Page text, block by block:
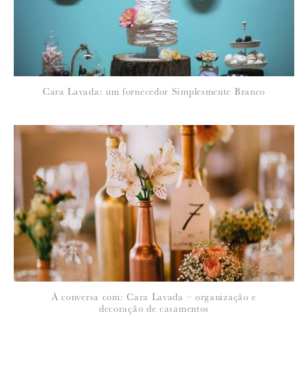
Cara Lavada: um fornecedor Simplesmente Branco
À conversa com: Cara Lavada – organização e
decoração de casamentos